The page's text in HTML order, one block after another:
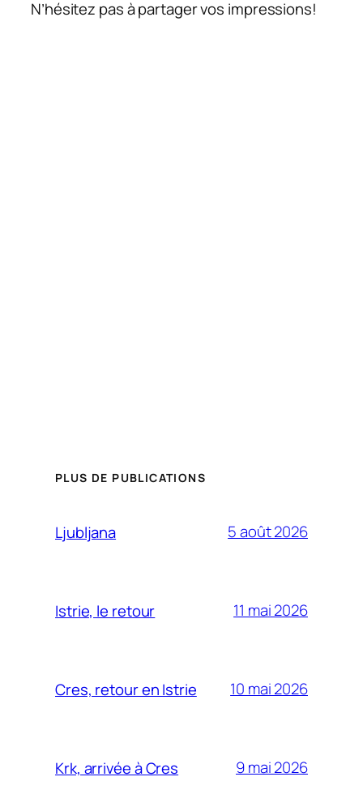
N’hésitez pas à partager vos impressions!
PLUS DE PUBLICATIONS
Ljubljana 5 août 2026
Istrie, le retour 11 mai 2026
Cres, retour en Istrie 10 mai 2026
Krk, arrivée à Cres 9 mai 2026